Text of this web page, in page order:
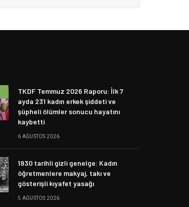
TKDF Temmuz 2026 Raporu: İlk 7
ayda 231 kadın erkek şiddeti ve
şüpheli ölümler sonucu hayatını
kaybetti
6 AĞUSTOS 2026
1930 tarihli gizli genelge: Kadın
öğretmenlere makyaj, takı ve
gösterişli kıyafet yasağı
5 AĞUSTOS 2026